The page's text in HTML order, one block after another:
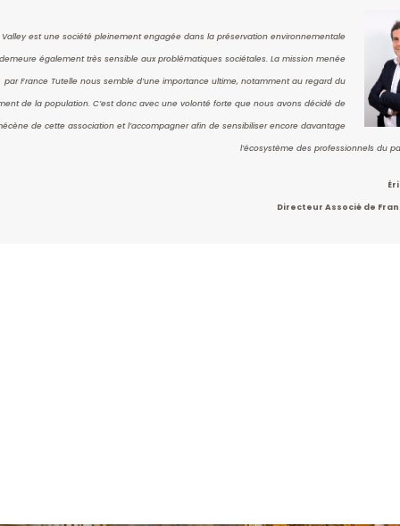
Valley est une société pleinement engagée dans la préservation environnementale
également très sensible aux problématiques sociétales. La mission menée
par France Tutelle nous semble d’une importance ultime, notamment au regard du
de la population. C’est donc avec une volonté forte que nous avons décidé de
de cette association et l’accompagner afin de sensibiliser encore davantage
l’écosystème des professionnels du
Directeur Associé de